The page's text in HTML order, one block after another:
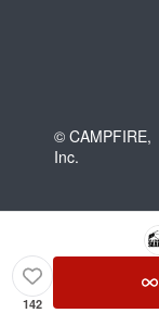
© CAMPFIRE,
Inc.
142